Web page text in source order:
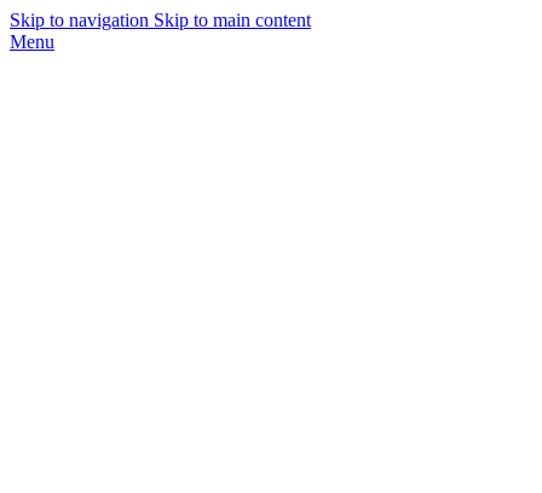
Skip to navigation Skip to main content
Menu